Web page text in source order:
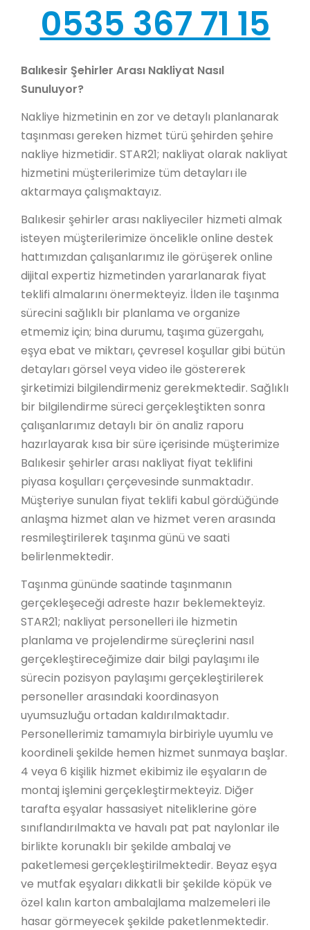
0535 367 71 15
Balıkesir Şehirler Arası Nakliyat Nasıl
Sunuluyor?
Nakliye hizmetinin en zor ve detaylı planlanarak
taşınması gereken hizmet türü şehirden şehire
nakliye hizmetidir. STAR21; nakliyat olarak nakliyat
hizmetini müşterilerimize tüm detayları ile
aktarmaya çalışmaktayız.
Balıkesir şehirler arası nakliyeciler hizmeti almak
isteyen müşterilerimize öncelikle online destek
hattımızdan çalışanlarımız ile görüşerek online
dijital expertiz hizmetinden yararlanarak fiyat
teklifi almalarını önermekteyiz. İlden ile taşınma
sürecini sağlıklı bir planlama ve organize
etmemiz için; bina durumu, taşıma güzergahı,
eşya ebat ve miktarı, çevresel koşullar gibi bütün
detayları görsel veya video ile göstererek
şirketimizi bilgilendirmeniz gerekmektedir. Sağlıklı
bir bilgilendirme süreci gerçekleştikten sonra
çalışanlarımız detaylı bir ön analiz raporu
hazırlayarak kısa bir süre içerisinde müşterimize
Balıkesir şehirler arası nakliyat fiyat teklifini
piyasa koşulları çerçevesinde sunmaktadır.
Müşteriye sunulan fiyat teklifi kabul gördüğünde
anlaşma hizmet alan ve hizmet veren arasında
resmileştirilerek taşınma günü ve saati
belirlenmektedir.
Taşınma gününde saatinde taşınmanın
gerçekleşeceği adreste hazır beklemekteyiz.
STAR21; nakliyat personelleri ile hizmetin
planlama ve projelendirme süreçlerini nasıl
gerçekleştireceğimize dair bilgi paylaşımı ile
sürecin pozisyon paylaşımı gerçekleştirilerek
personeller arasındaki koordinasyon
uyumsuzluğu ortadan kaldırılmaktadır.
Personellerimiz tamamıyla birbiriyle uyumlu ve
koordineli şekilde hemen hizmet sunmaya başlar.
4 veya 6 kişilik hizmet ekibimiz ile eşyaların de
montaj işlemini gerçekleştirmekteyiz. Diğer
tarafta eşyalar hassasiyet niteliklerine göre
sınıflandırılmakta ve havalı pat pat naylonlar ile
birlikte korunaklı bir şekilde ambalaj ve
paketlemesi gerçekleştirilmektedir. Beyaz eşya
ve mutfak eşyaları dikkatli bir şekilde köpük ve
özel kalın karton ambalajlama malzemeleri ile
hasar görmeyecek şekilde paketlenmektedir.